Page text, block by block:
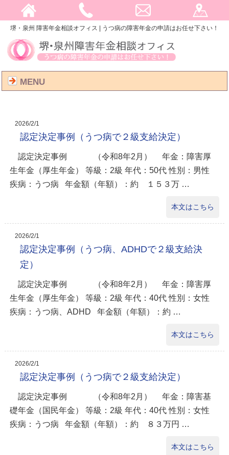
堺・泉州 障害年金相談オフィス | うつ病の障害年金の申請はお任せ下さい！
MENU
2026/2/1
認定決定事例（うつ病で２級支給決定）
認定決定事例 （令和8年2月） 年金：障害厚
生年金（厚生年金） 等級：2級 年代：50代 性別：男性
疾病：うつ病 年金額（年額）：約 １５３万 …
本文はこちら
2026/2/1
認定決定事例（うつ病、ADHDで２級支給決
定）
認定決定事例 （令和8年2月） 年金：障害厚
生年金（厚生年金） 等級：2級 年代：40代 性別：女性
疾病：うつ病、ADHD 年金額（年額）：約 …
本文はこちら
2026/2/1
認定決定事例（うつ病で２級支給決定）
認定決定事例 （令和8年2月） 年金：障害基
礎年金（国民年金） 等級：2級 年代：40代 性別：女性
疾病：うつ病 年金額（年額）：約 ８３万円 …
本文はこちら